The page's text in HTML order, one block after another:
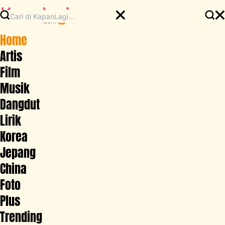
Home
Artis
Film
Musik
Dangdut
Lirik
Korea
Jepang
China
Foto
Plus
Trending